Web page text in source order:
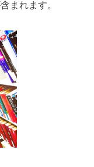
まれます。